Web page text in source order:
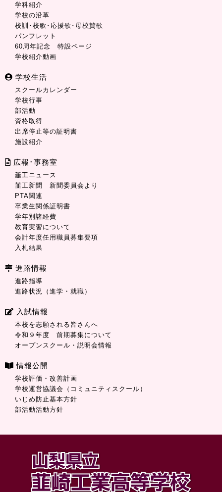
学科紹介
学校の沿革
校訓･校歌･応援歌･母校賛歌
パンフレット
60周年記念 特設ページ
学校紹介動画
学校生活
スクールカレンダー
学校行事
部活動
資格取得
出席停止等の証明書
施設紹介
広報･事務室
韮工ニュース
韮工新聞 新聞委員会より
PTA関連
卒業生関係証明書
学年別諸経費
教育実習について
会計年度任用職員募集要項
入札結果
進路情報
進路指導
進路状況（進学・就職）
入試情報
本校を志願される皆さんへ
令和９年度 前期募集について
オープンスクール・説明会情報
情報公開
学校評価・改善計画
学校運営協議会（コミュニティスクール）
いじめ防止基本方針
部活動活動方針